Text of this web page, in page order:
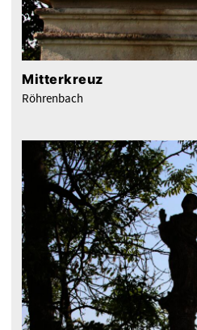
Mitterkreuz
Röhrenbach